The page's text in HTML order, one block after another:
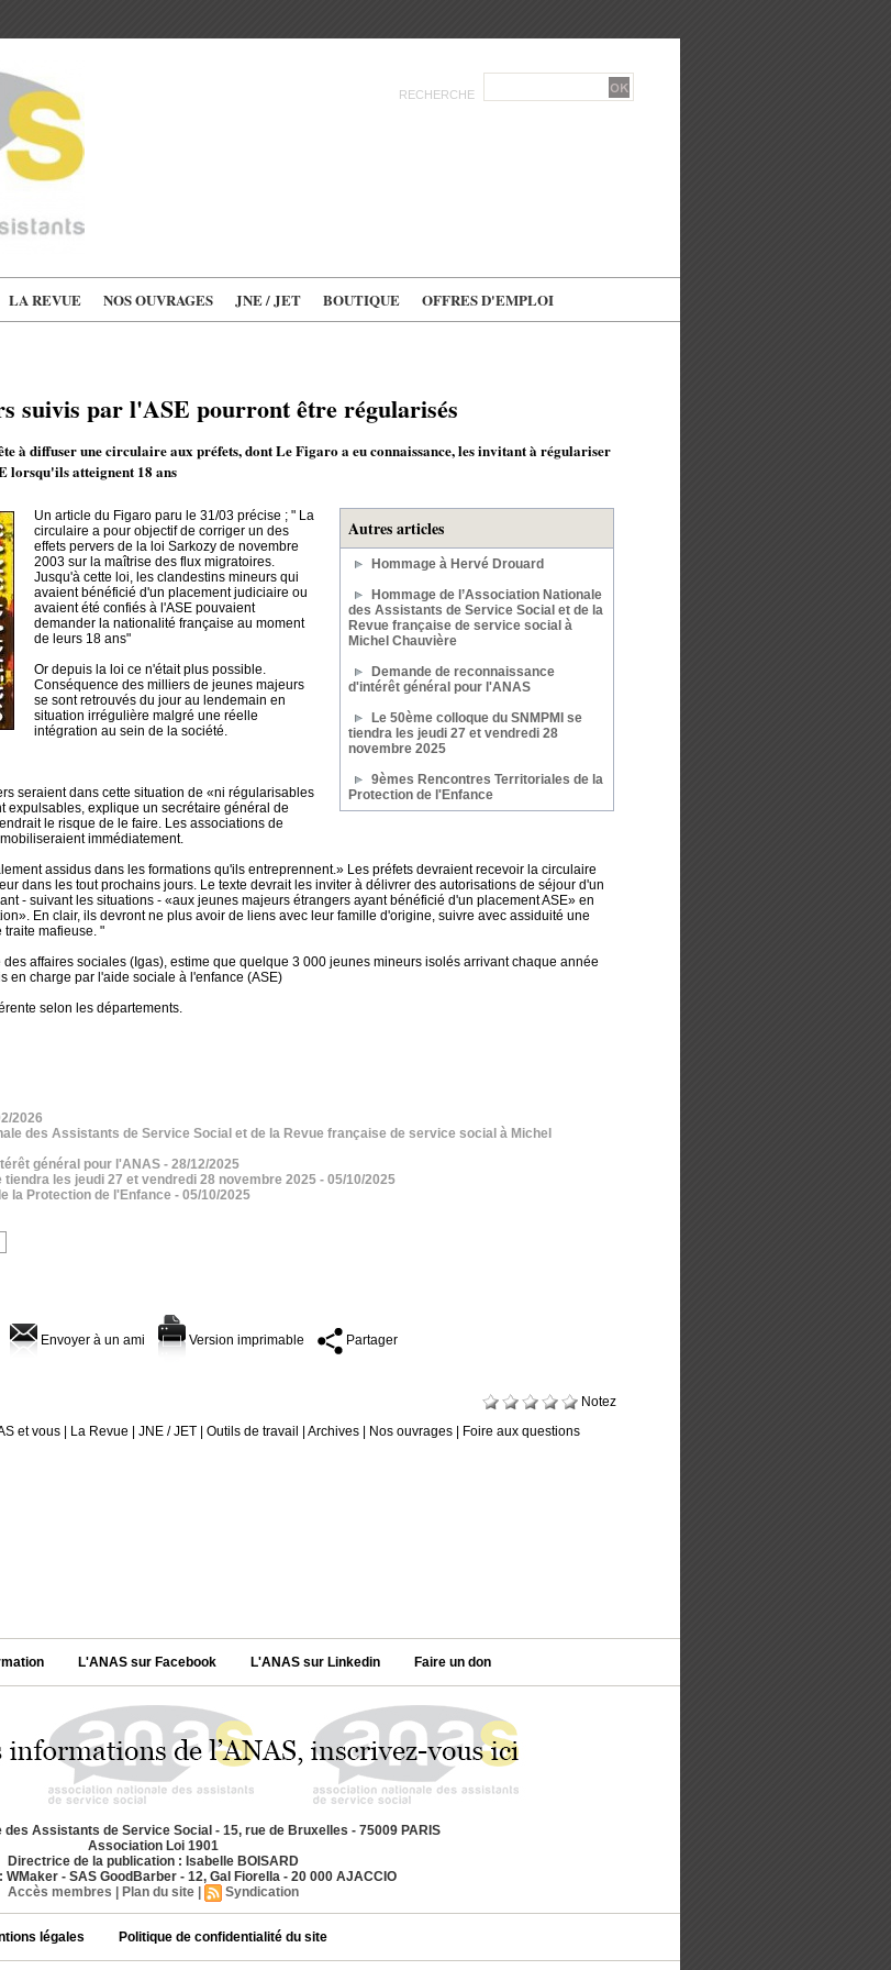
RECHERCHE
LA REVUE NOS OUVRAGES JNE / JET BOUTIQUE OFFRES D'EMPLOI
suivis par l'ASE pourront être régularisés
à diffuser une circulaire aux préfets, dont Le Figaro a eu connaissance, les invitant à régulariser
lorsqu'ils atteignent 18 ans
Autres articles
Hommage à Hervé Drouard
Hommage de l’Association Nationale
des Assistants de Service Social et de la
Revue française de service social à
Michel Chauvière
Demande de reconnaissance
d'intérêt général pour l'ANAS
Le 50ème colloque du SNMPMI se
tiendra les jeudi 27 et vendredi 28
novembre 2025
9èmes Rencontres Territoriales de la
Protection de l'Enfance
Un article du Figaro paru le 31/03 précise ; " La
circulaire a pour objectif de corriger un des
effets pervers de la loi Sarkozy de novembre
2003 sur la maîtrise des flux migratoires.
Jusqu'à cette loi, les clandestins mineurs qui
avaient bénéficié d'un placement judiciaire ou
avaient été confiés à l'ASE pouvaient
demander la nationalité française au moment
de leurs 18 ans"
Or depuis la loi ce n'était plus possible.
Conséquence des milliers de jeunes majeurs
se sont retrouvés du jour au lendemain en
situation irrégulière malgré une réelle
intégration au sein de la société.
seraient dans cette situation de «ni régularisables
expulsables, explique un secrétaire général de
le risque de le faire. Les associations de
immédiatement.
assidus dans les formations qu'ils entreprennent.» Les préfets devraient recevoir la circulaire
dans les tout prochains jours. Le texte devrait les inviter à délivrer des autorisations de séjour d'un
- suivant les situations - «aux jeunes majeurs étrangers ayant bénéficié d'un placement ASE» en
En clair, ils devront ne plus avoir de liens avec leur famille d'origine, suivre avec assiduité une
traite mafieuse. "
affaires sociales (Igas), estime que quelque 3 000 jeunes mineurs isolés arrivant chaque année
en charge par l'aide sociale à l'enfance (ASE)
selon les départements.
2026
des Assistants de Service Social et de la Revue française de service social à Michel
général pour l'ANAS - 28/12/2025
tiendra les jeudi 27 et vendredi 28 novembre 2025 - 05/10/2025
la Protection de l'Enfance - 05/10/2025
Envoyer à un ami Version imprimable Partager
Notez
et vous La Revue JNE / JET Outils de travail Archives Nos ouvrages Foire aux questions
L'ANAS sur Facebook L'ANAS sur Linkedin Faire un don
Assistants de Service Social - 15, rue de Bruxelles - 75009 PARIS
Association Loi 1901
Directrice de la publication : Isabelle BOISARD
WMaker - SAS GoodBarber - 12, Gal Fiorella - 20 000 AJACCIO
Accès membres
Plan du site Syndication
légales Politique de confidentialité du site